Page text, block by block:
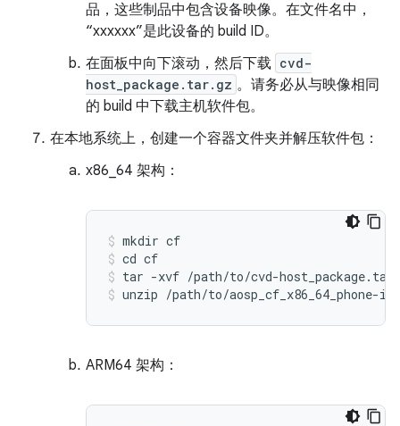
品，这些制品中包含设备映像。在文件名中，
“xxxxxx”是此设备的 build ID。
在面板中向下滚动，然后下载 cvd-
host_package.tar.gz 。请务必从与映像相同
的 build 中下载主机软件包。
在本地系统上，创建一个容器文件夹并解压软件包：
x86_64 架构：
mkdir cf
cd cf
tar -xvf /path/to/cvd-host_package. tar
unzip /path/to/aosp_cf_x86_64_phone-
ARM64 架构：